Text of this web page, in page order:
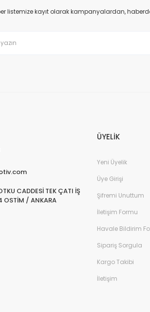
eksik bilgiler bulunuyor.
listemize kayıt olarak kampanyalardan,
CADDESİ TEK ÇATI İŞ
OSTİM / ANKARA
ÜYELİK
Yeni Üyelik
Üye Girişi
Şifremi Unuttum
İletişim Formu
Havale Bildirim
Sipariş Sorgula
Kargo Takibi
İletişim